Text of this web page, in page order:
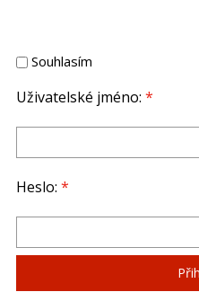
Souhlasím
Uživatelské jméno: *
Heslo: *